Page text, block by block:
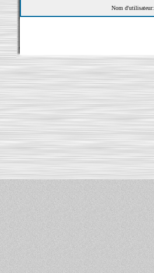
Nom d'utilisateur: